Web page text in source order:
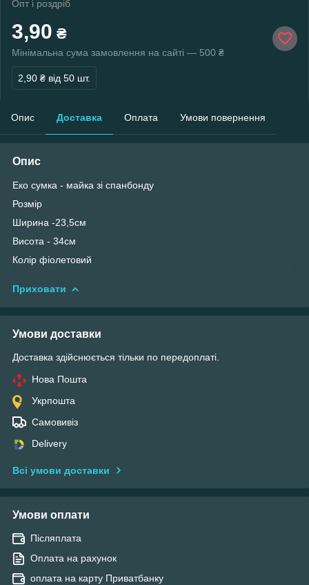
Опт і роздріб
3,90 ₴
Мінімальна сума замовлення на сайті — 500 ₴
2,90 ₴ від 50 шт.
Опис Доставка Оплата Умови повернення
Опис
Еко сумка - майка зі спанбонду
Розмір
Ширина -23,5см
Висота - 34см
Колір фіолетовий
Приховати
Умови доставки
Доставка здійснюється тільки по передоплаті.
Нова Пошта
Укрпошта
Самовивіз
Delivery
Всі умови доставки
Умови оплати
Післяплата
Оплата на рахунок
оплата на карту Приватбанку